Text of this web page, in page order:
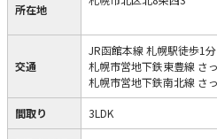
所在地
交通
JR函館本線 札幌駅徒歩1分
札幌市営地下鉄東豊線 さ
札幌市営地下鉄南北線 さ
間取り 3LDK